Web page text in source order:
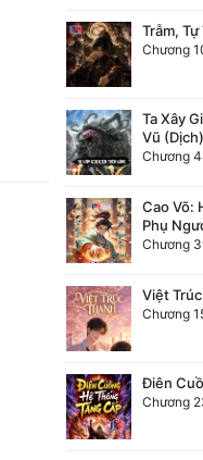
Trẫm,
Chương
Ta Xây
Vũ (Dịch)
Cao Võ:
Phụ
Chương
Việt
Chương
Điên
Chương